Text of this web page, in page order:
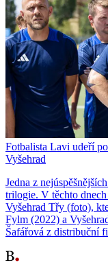
Fotbalista Lavi udeří
Vyšehrad
Jedna z
trilogie. V těchto
Vyšehrad Třy (foto),
Fylm (2022) a
Šafářová z distribuční